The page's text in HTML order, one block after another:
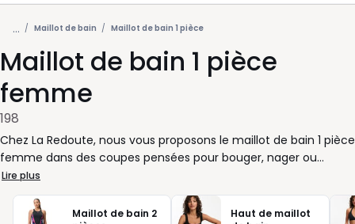
Les
derniers
articles
consultés
... Maillot de bain Maillot de bain 1 pièce
Maillot de bain 1 pièce
femme
198
Chez La Redoute, nous vous proposons le maillot de bain 1 pièce
femme dans des coupes pensées pour bouger, nager ou
simplement profiter du soleil avec aisance. Décolleté droit, dos
nageur, bretelles larges, version gainante ou plus épurée : à
vous de choisir selon votre maintien préféré et votre style. Pour
Lire plus
Maillot de bain 2
Haut de maillot